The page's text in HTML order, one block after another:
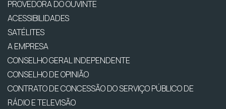
PROVEDORA DO OUVINTE
ACESSIBILIDADES
SATÉLITES
A EMPRESA
CONSELHO GERAL INDEPENDENTE
CONSELHO DE OPINIÃO
CONTRATO DE CONCESSÃO DO SERVIÇO PÚBLICO DE
RÁDIO E TELEVISÃO